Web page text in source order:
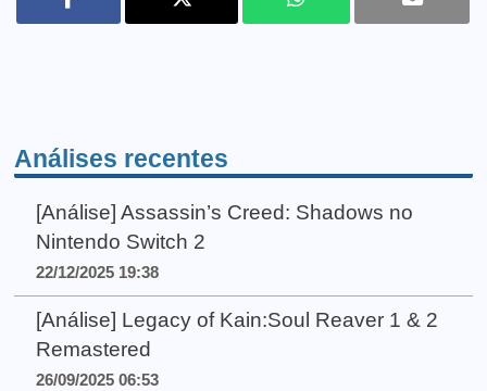
Análises recentes
[Análise] Assassin’s Creed: Shadows no
Nintendo Switch 2
22/12/2025 19:38
[Análise] Legacy of Kain:Soul Reaver 1 & 2
Remastered
26/09/2025 06:53